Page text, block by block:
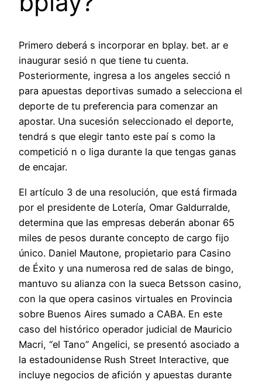
Primero deberá s incorporar en bplay. bet. ar e
inaugurar sesió n que tiene tu cuenta.
Posteriormente, ingresa a los angeles secció n
para apuestas deportivas sumado a selecciona el
deporte de tu preferencia para comenzar an
apostar. Una sucesión seleccionado el deporte,
tendrá s que elegir tanto este paí s como la
competició n o liga durante la que tengas ganas
de encajar.
El artículo 3 de una resolución, que está firmada
por el presidente de Lotería, Omar Galdurralde,
determina que las empresas deberán abonar 65
miles de pesos durante concepto de cargo fijo
único. Daniel Mautone, propietario para Casino
de Éxito y una numerosa red de salas de bingo,
mantuvo su alianza con la sueca Betsson casino,
con la que opera casinos virtuales en Provincia
sobre Buenos Aires sumado a CABA. En este
caso del histórico operador judicial de Mauricio
Macri, “el Tano” Angelici, se presentó asociado a
la estadounidense Rush Street Interactive, que
incluye negocios de afición y apuestas durante